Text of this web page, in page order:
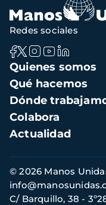
Navegación
principal
Quienes somos
Qué hacemos
Dónde
Colabora
Actualidad
Redes sociales
Información
de
contacto
© 2026 Manos
C/ Barquillo, 38 -